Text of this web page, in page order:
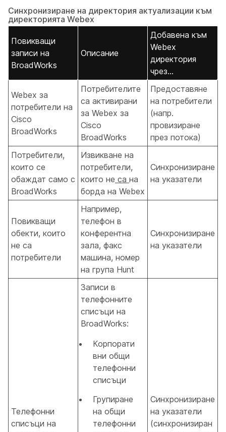
Синхронизиране на директория актуализации към
директорията Webex
Повикващи
записи на
BroadWorks
Описание
Добавена към
Webex
директория
чрез...
Webex за
потребители на
Cisco
BroadWorks
Потребителите
са активирани
за Webex за
Cisco
BroadWorks
Предоставяне
на потребители
(напр.
провизиране
през потока)
Потребители,
които се
обаждат само с
BroadWorks
Извикване на
потребители,
които не са на
борда на Webex
Синхронизиране
на указатели
Повикващи
обекти, които
не са
потребители
Например,
телефон в
конферентна
зала, факс
машина, номер
на група Hunt
Синхронизиране
на указатели
Телефонни
списъци на
Записи в
телефонните
списъци на
BroadWorks:
Корпорати
вни общи
телефонни
списъци
Групиране
на общи
телефонни
Синхронизиране
на указатели
(синхронизиран